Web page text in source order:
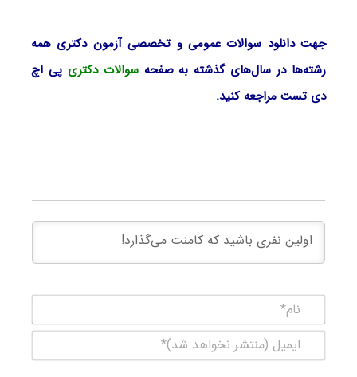
جهت دانلود سوالات عمومی و تخصصی آزمون دکتری همه
رشته‌ها در سال‌های گذشته به صفحهسوالات دکتری پی اچ
دی تست مراجعه کنید.
(منتشر